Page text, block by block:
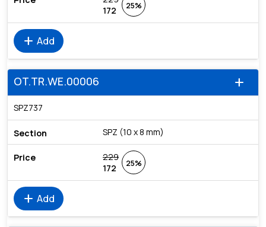
172
25%
add Add
add
OT.TR.WE.00006
SPZ737
SPZ (10 x 8 mm)
229
172
25%
add Add